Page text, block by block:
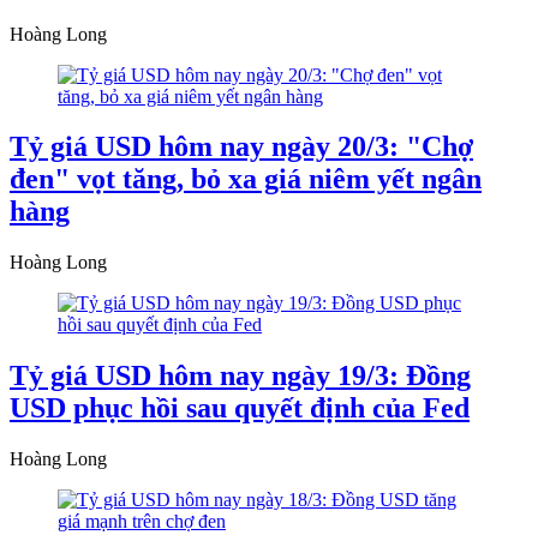
Hoàng Long
Tỷ giá USD hôm nay ngày 20/3: "Chợ
đen" vọt tăng, bỏ xa giá niêm yết ngân
hàng
Hoàng Long
Tỷ giá USD hôm nay ngày 19/3: Đồng
USD phục hồi sau quyết định của Fed
Hoàng Long